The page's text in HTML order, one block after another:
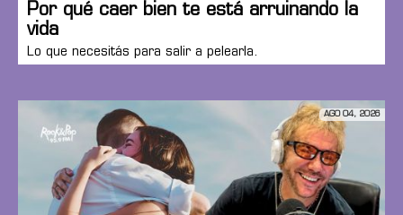
Por qué caer bien te está arruinando la
vida
Lo que necesitás para salir a pelearla.
AGO 04, 2026